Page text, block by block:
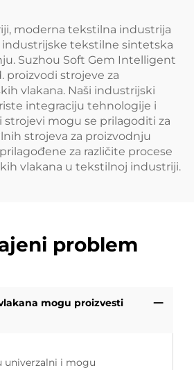
moderna tekstilna industrija
tekstilne sintetska
Suzhou Soft Gem Intelligent
proizvodi strojeve za
vlakana. Naši industrijski
integraciju tehnologije i
strojevi mogu se prilagoditi za
strojeva za proizvodnju
za različite procese
vlakana u tekstilnoj industriji.
problem
mogu proizvesti
univerzalni i mogu